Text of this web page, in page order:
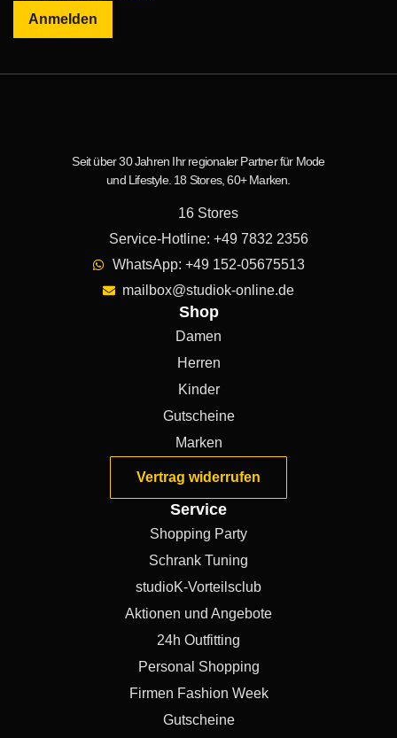
Anmelden
Seit über 30 Jahren Ihr regionaler Partner für Mode
und Lifestyle. 18 Stores, 60+ Marken.
16 Stores
Service-Hotline: +49 7832 2356
WhatsApp: +49 152-05675513
mailbox@studiok-online.de
Shop
Damen
Herren
Kinder
Gutscheine
Marken
Vertrag widerrufen
Service
Shopping Party
Schrank Tuning
studioK-Vorteilsclub
Aktionen und Angebote
24h Outfitting
Personal Shopping
Firmen Fashion Week
Gutscheine